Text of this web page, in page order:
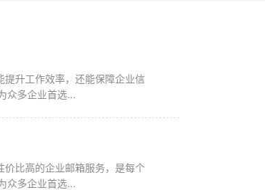
升工作效率，还能保障企业信
众多企业首选...
比高的企业邮箱服务，是每个
众多企业首选...